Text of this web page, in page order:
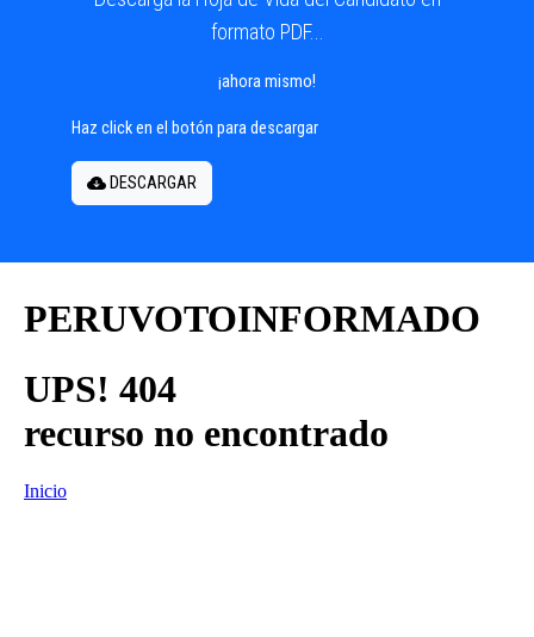
formato PDF...
¡ahora mismo!
Haz click en el botón para descargar
DESCARGAR